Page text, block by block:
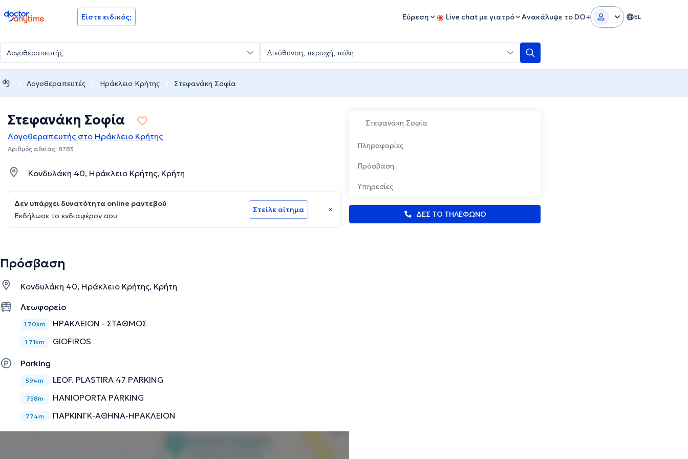
doctoranytime Είστε ειδικός; Εύρεση Live chat με γιατρό Ανακάλυψε το DO+ EL
Λογοθεραπευτές Ηράκλειο Κρήτης Στεφανάκη Σοφία
Στεφανάκη Σοφία
Πληροφορίες
Πρόσβαση
Υπηρεσίες
ΔΕΣ ΤΟ ΤΗΛΕΦΩΝΟ
Στεφανάκη Σοφία
Λογοθεραπευτής στο Ηράκλειο Κρήτης
Αριθμός αδείας: 8783
Κονδυλάκη 40, Ηράκλειο Κρήτης, Κρήτη
Δεν υπάρχει δυνατότητα online ραντεβού
Εκδήλωσε το ενδιαφέρον σου
Στείλε αίτημα
Πρόσβαση
Κονδυλάκη 40, Ηράκλειο Κρήτης, Κρήτη
Λεωφορείο
1,70km ΗΡΑΚΛΕΙΟΝ - ΣΤΑΘΜΟΣ
1,71km GIOFIROS
Parking
594m LEOF. PLASTIRA 47 PARKING
758m HANIOPORTA PARKING
774m ΠΑΡΚΙΝΓΚ-ΑΘΗΝΑ-ΗΡΑΚΛΕΙΟΝ